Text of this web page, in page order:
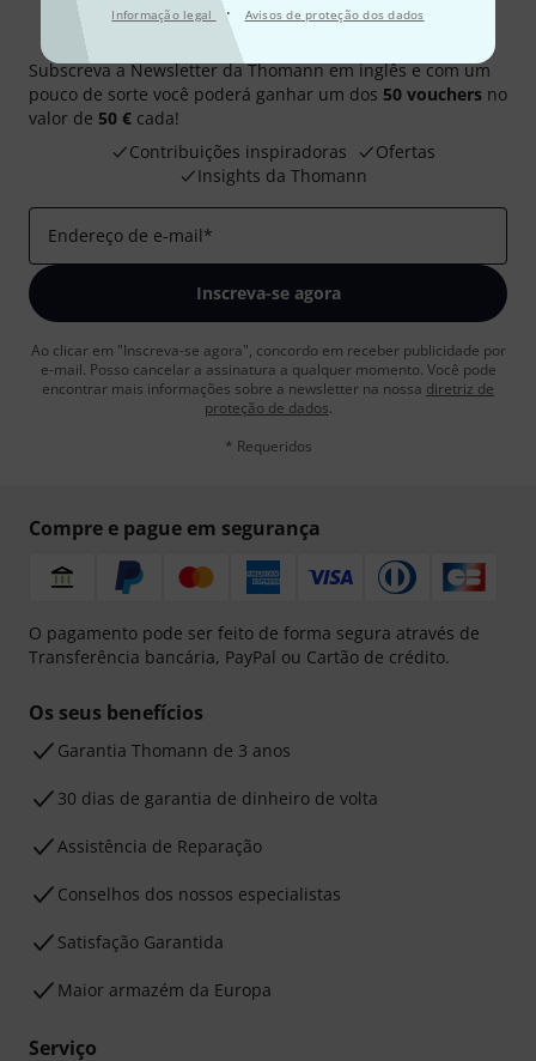
Informação legal · Avisos de proteção dos dados
Newsletter Thomann
Subscreva a Newsletter da Thomann em inglês e com um
pouco de sorte você poderá ganhar um dos 50 vouchers no
valor de 50 € cada!
Contribuições inspiradoras
Ofertas
Insights da Thomann
Endereço de e-mail*
Inscreva-se agora
Ao clicar em "Inscreva-se agora", concordo em receber publicidade por
e-mail. Posso cancelar a assinatura a qualquer momento. Você pode
encontrar mais informações sobre a newsletter na nossa diretriz de
proteção de dados.
* Requeridos
Compre e pague em segurança
O pagamento pode ser feito de forma segura através de
Transferência bancária, PayPal ou Cartão de crédito.
Os seus benefícios
Garantia Thomann de 3 anos
30 dias de garantia de dinheiro de volta
Assistência de Reparação
Conselhos dos nossos especialistas
Satisfação Garantida
Maior armazém da Europa
Serviço